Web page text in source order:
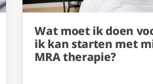
Wat moet ik doen
ik kan starten met
MRA therapie?